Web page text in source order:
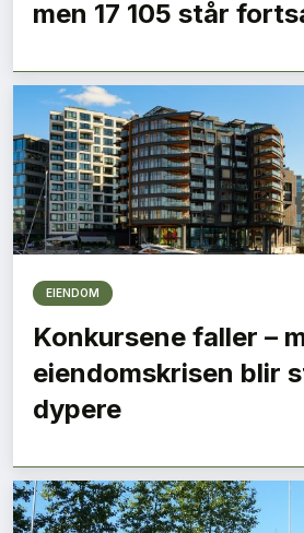
men 17 105 står
EIENDOM
Konkursene faller –
eiendomskrisen blir
dypere